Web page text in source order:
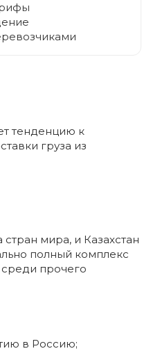
тенденцию к
груза из
мира, и Казахстан
полный комплекс
среди прочего
в Россию;